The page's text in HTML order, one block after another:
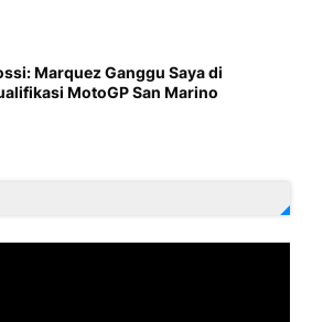
Marquez Ganggu Saya di
MotoGP San Marino